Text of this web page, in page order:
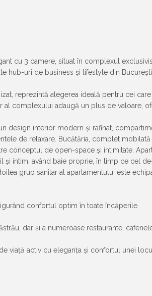
cu 3 camere, situat în complexul
hub-uri de business și lifestyle din București..
reprezintă alegerea ideală pentru cei
complexului adaugă un plus de valoare,
design interior modern și rafinat,
de relaxare. Bucătăria, complet
conceptul de open-space și intimitate.
intim, având baie proprie, în timp ce cel
grup sanitar al apartamentului este
confortul optim în toate încăperile.
dar și a numeroase restaurante,
viață activ cu eleganța și confortul unei